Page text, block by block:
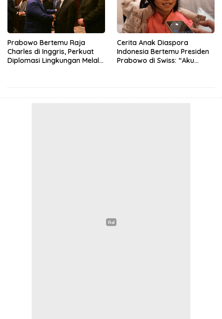
Prabowo Bertemu Raja
Charles di Inggris, Perkuat
Diplomasi Lingkungan Melalui
Cerita Anak Diaspora
Indonesia Bertemu Presiden
Prabowo di Swiss: “Aku